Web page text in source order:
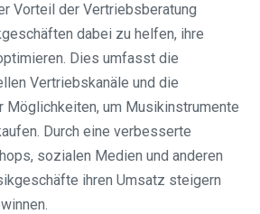
Vorteil der Vertriebsberatung
dabei zu helfen, ihre
Dies umfasst die
Vertriebskanäle und die
Möglichkeiten, um Musikinstrumente
Durch eine verbesserte
sozialen Medien und anderen
ihren Umsatz steigern